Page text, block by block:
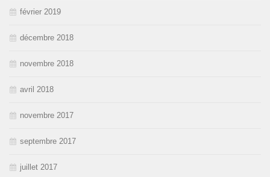
février 2019
décembre 2018
novembre 2018
avril 2018
novembre 2017
septembre 2017
juillet 2017